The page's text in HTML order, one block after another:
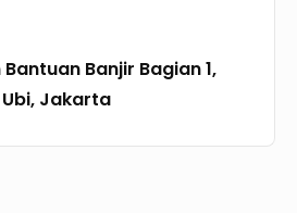
Banjir Bagian 1,
Jakarta